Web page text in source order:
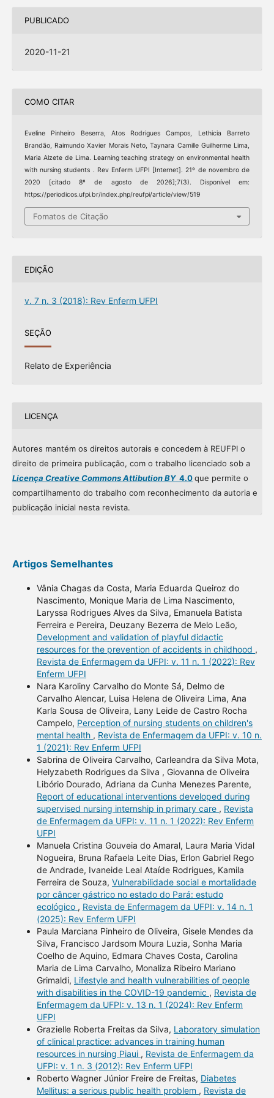
PUBLICADO
2020-11-21
COMO CITAR
Eveline Pinheiro Beserra, Atos Rodrigues Campos, Lethicia Barreto
Brandão, Raimundo Xavier Morais Neto, Taynara Camille Guilherme Lima,
Maria Alzete de Lima. Learning teaching strategy on environmental health
with nursing students . Rev Enferm UFPI [Internet]. 21º de novembro de
2020 [citado 8º de agosto de 2026];7(3). Disponível em:
https://periodicos.ufpi.br/index.php/reufpi/article/view/519
Fomatos de Citação
EDIÇÃO
v. 7 n. 3 (2018): Rev Enferm UFPI
SEÇÃO
Relato de Experiência
LICENÇA
Autores mantém os direitos autorais e concedem à REUFPI o
direito de primeira publicação, com o trabalho licenciado sob a
Licença Creative Commons Attibution BY4.0que permite o
compartilhamento do trabalho com reconhecimento da autoria e
publicação inicial nesta revista.
Artigos Semelhantes
Vânia Chagas da Costa, Maria Eduarda Queiroz do
Nascimento, Monique Maria de Lima Nascimento,
Laryssa Rodrigues Alves da Silva, Emanuela Batista
Ferreira e Pereira, Deuzany Bezerra de Melo Leão,
Development and validation of playful didactic
resources for the prevention of accidents in childhood ,
Revista de Enfermagem da UFPI: v. 11 n. 1 (2022): Rev
Enferm UFPI
Nara Karoliny Carvalho do Monte Sá, Delmo de
Carvalho Alencar, Luisa Helena de Oliveira Lima, Ana
Karla Sousa de Oliveira, Lany Leide de Castro Rocha
Campelo, Perception of nursing students on children's
mental health , Revista de Enfermagem da UFPI: v. 10 n.
1 (2021): Rev Enferm UFPI
Sabrina de Oliveira Carvalho, Carleandra da Silva Mota,
Helyzabeth Rodrigues da Silva , Giovanna de Oliveira
Libório Dourado, Adriana da Cunha Menezes Parente,
Report of educational interventions developed during
supervised nursing internship in primary care , Revista
de Enfermagem da UFPI: v. 11 n. 1 (2022): Rev Enferm
UFPI
Manuela Cristina Gouveia do Amaral, Laura Maria Vidal
Nogueira, Bruna Rafaela Leite Dias, Erlon Gabriel Rego
de Andrade, Ivaneide Leal Ataíde Rodrigues, Kamila
Ferreira de Souza, Vulnerabilidade social e mortalidade
por câncer gástrico no estado do Pará: estudo
ecológico , Revista de Enfermagem da UFPI: v. 14 n. 1
(2025): Rev Enferm UFPI
Paula Marciana Pinheiro de Oliveira, Gisele Mendes da
Silva, Francisco Jardsom Moura Luzia, Sonha Maria
Coelho de Aquino, Edmara Chaves Costa, Carolina
Maria de Lima Carvalho, Monaliza Ribeiro Mariano
Grimaldi, Lifestyle and health vulnerabilities of people
with disabilities in the COVID-19 pandemic , Revista de
Enfermagem da UFPI: v. 13 n. 1 (2024): Rev Enferm
UFPI
Grazielle Roberta Freitas da Silva, Laboratory simulation
of clinical practice: advances in training human
resources in nursing Piaui , Revista de Enfermagem da
UFPI: v. 1 n. 3 (2012): Rev Enferm UFPI
Roberto Wagner Júnior Freire de Freitas, Diabetes
Mellitus: a serious public health problem , Revista de